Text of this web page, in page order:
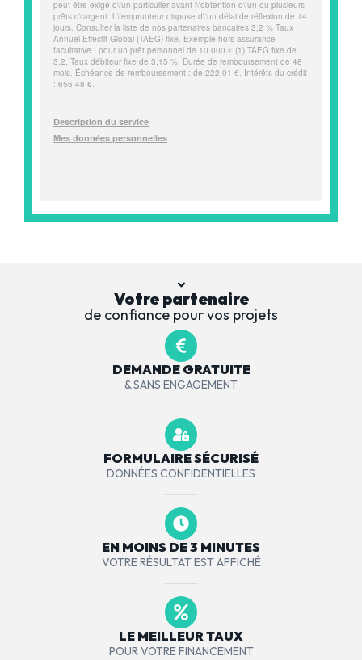
Votre partenaire
de confiance pour vos projets
DEMANDE GRATUITE
& SANS ENGAGEMENT
FORMULAIRE SÉCURISÉ
DONNÉES CONFIDENTIELLES
EN MOINS DE 3 MINUTES
VOTRE RÉSULTAT EST AFFICHÉ
LE MEILLEUR TAUX
POUR VOTRE FINANCEMENT